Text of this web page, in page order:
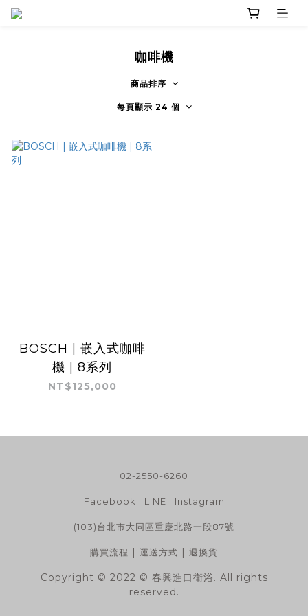
咖啡機
商品排序
每頁顯示 24 個
BOSCH | 嵌入式咖啡
機 | 8系列
NT$125,000
02-2550-6260
Facebook | LINE | Instagram
(103)台北市大同區重慶北路一段87號
購買流程 | 運送方式 | 退換貨
Copyright © 2022 © 春興進口衛浴. All rights
reserved.